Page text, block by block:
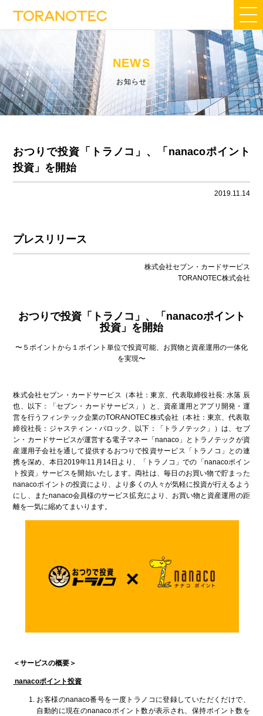
NEWS
お知らせ
おつりで投資「トラノコ」、「nanacoポイント
投資」を開始
2019.11.14
プレスリリース
株式会社セブン・カードサービス
TORANOTEC株式会社
おつりで投資「トラノコ」、「nanacoポイント
投資」を開始
〜５ポイントから１ポイント単位で投資可能、お買物と資産運用の一体化
を実現〜
株式会社セブン・カードサービス（本社：東京、代表取締役社長: 水落 辰
也、以下：「セブン・カードサービス」）と、資産運用とアプリ開発・運
営を行うフィンテック企業のTORANOTEC株式会社（本社：東京、代表取
締役社長：ジャスティン・バロック、以下：「トラノテック」）は、セブ
ン・カードサービスが運営する電子マネー「nanaco」とトラノテックが資
産運用子会社を通して提供するおつりで投資サービス「トラノコ」との連
携を深め、本日2019年11月14日より、「トラノコ」での「nanacoポイン
ト投資」サービスを開始いたします。両社は、毎日のお買い物で貯まった
nanacoポイントの投資により、より多くの人々が気軽に投資が行えるよう
にし、またnanaco会員様のサービス拡充により、お買い物と資産運用の距
離を一気に縮めてまいります。
＜サービスの概要＞
nanacoポイント投資
お客様のnanaco番号を一度トラノコに登録していただくだけで、
自動的に現在のnanacoポイント数が表示され、保持ポイント数を